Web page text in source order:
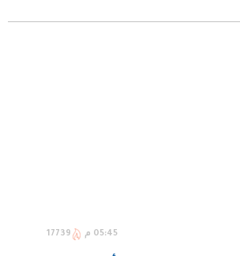
05:45 م 17739